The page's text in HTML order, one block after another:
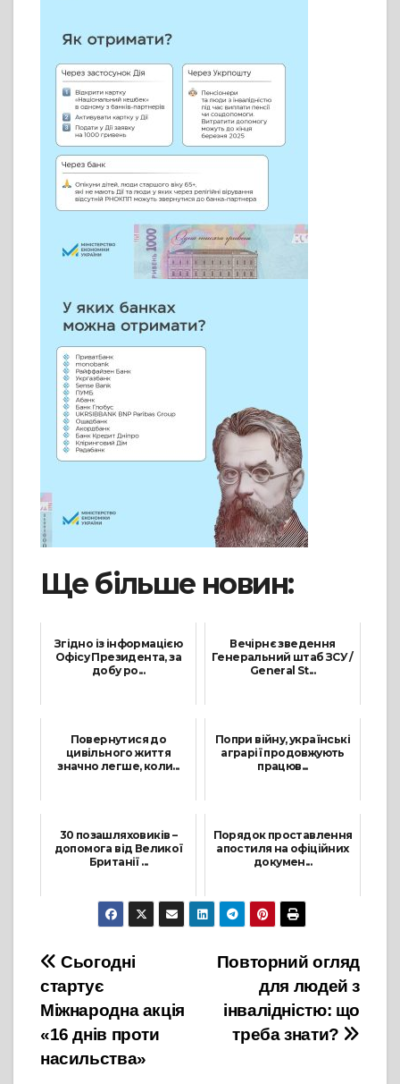
Ще більше новин:
Згідно із інформацією
Офісу Президента, за
добу ро...
Вечірнє зведення
Генеральний штаб ЗСУ /
General St...
Повернутися до
цивільного життя
значно легше, коли...
Попри війну, українські
аграрії продовжують
працюв...
30 позашляховиків –
допомога від Великої
Британії ...
27 Квітня, 2024
Порядок проставлення
апостиля на офіційних
докумен...
19 Квітня, 2023
Навігація
записів
Повторний огляд
для людей з
інвалідністю: що
треба знати?
Сьогодні
стартує
Міжнародна акція
«16 днів проти
насильства»